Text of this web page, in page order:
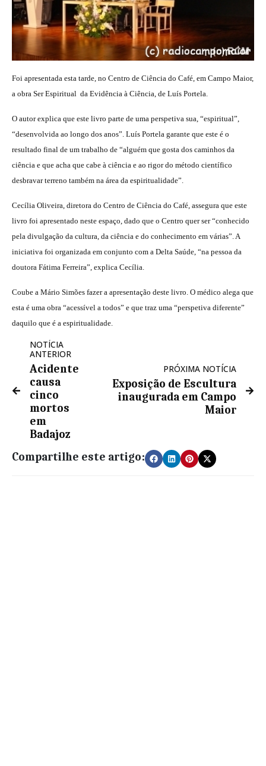
Foi apresentada esta tarde, no Centro de Ciência do Café, em Campo Maior,
a obra Ser Espiritual  da Evidência à Ciência, de Luís Portela.
O autor explica que este livro parte de uma perspetiva sua, “espiritual”,
“desenvolvida ao longo dos anos”. Luís Portela garante que este é o
resultado final de um trabalho de “alguém que gosta dos caminhos da
ciência e que acha que cabe à ciência e ao rigor do método científico
desbravar terreno também na área da espiritualidade”.
Cecília Oliveira, diretora do Centro de Ciência do Café, assegura que este
livro foi apresentado neste espaço, dado que o Centro quer ser “conhecido
pela divulgação da cultura, da ciência e do conhecimento em várias”. A
iniciativa foi organizada em conjunto com a Delta Saúde, “na pessoa da
doutora Fátima Ferreira”, explica Cecília.
Coube a Mário Simões fazer a apresentação deste livro. O médico alega que
esta é uma obra “acessível a todos” e que traz uma “perspetiva diferente”
daquilo que é a espiritualidade.
NOTÍCIA
ANTERIOR
Acidente
causa
cinco
mortos
em
Badajoz
PRÓXIMA NOTÍCIA
Exposição de Escultura
inaugurada em Campo
Maior
Compartilhe este artigo: